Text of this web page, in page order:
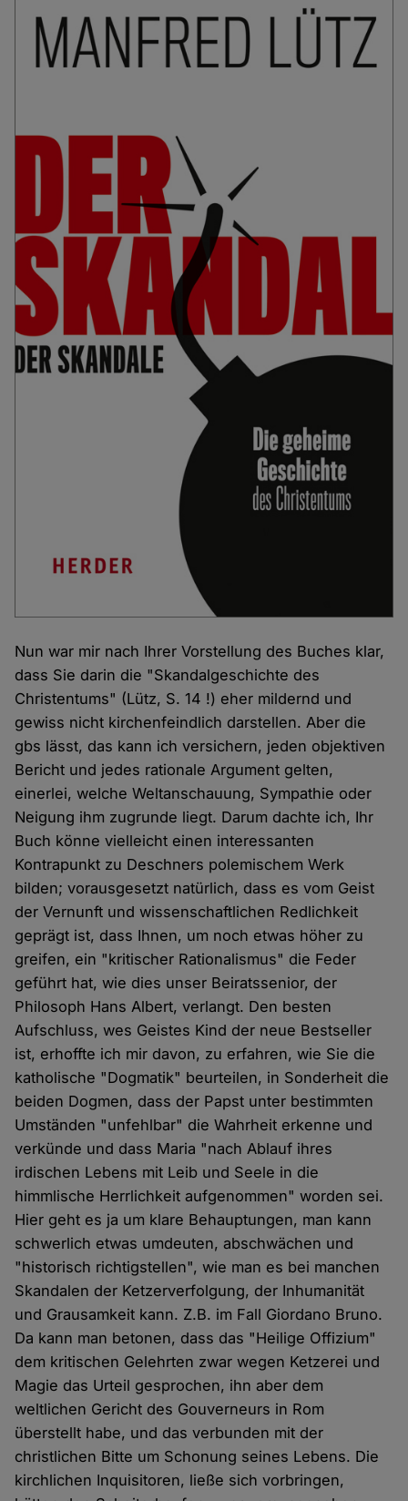
Nun war mir nach Ihrer Vorstellung des Buches klar,
dass Sie darin die "Skandalgeschichte des
Christentums" (Lütz, S. 14 !) eher mildernd und
gewiss nicht kirchenfeindlich darstellen. Aber die
gbs lässt, das kann ich versichern, jeden objektiven
Bericht und jedes rationale Argument gelten,
einerlei, welche Weltanschauung, Sympathie oder
Neigung ihm zugrunde liegt. Darum dachte ich, Ihr
Buch könne vielleicht einen interessanten
Kontrapunkt zu Deschners polemischem Werk
bilden; vorausgesetzt natürlich, dass es vom Geist
der Vernunft und wissenschaftlichen Redlichkeit
geprägt ist, dass Ihnen, um noch etwas höher zu
greifen, ein "kritischer Rationalismus" die Feder
geführt hat, wie dies unser Beiratssenior, der
Philosoph Hans Albert, verlangt. Den besten
Aufschluss, wes Geistes Kind der neue Bestseller
ist, erhoffte ich mir davon, zu erfahren, wie Sie die
katholische "Dogmatik" beurteilen, in Sonderheit die
beiden Dogmen, dass der Papst unter bestimmten
Umständen "unfehlbar" die Wahrheit erkenne und
verkünde und dass Maria "nach Ablauf ihres
irdischen Lebens mit Leib und Seele in die
himmlische Herrlichkeit aufgenommen" worden sei.
Hier geht es ja um klare Behauptungen, man kann
schwerlich etwas umdeuten, abschwächen und
"historisch richtigstellen", wie man es bei manchen
Skandalen der Ketzerverfolgung, der Inhumanität
und Grausamkeit kann. Z.B. im Fall Giordano Bruno.
Da kann man betonen, dass das "Heilige Offizium"
dem kritischen Gelehrten zwar wegen Ketzerei und
Magie das Urteil gesprochen, ihn aber dem
weltlichen Gericht des Gouverneurs in Rom
überstellt habe, und das verbunden mit der
christlichen Bitte um Schonung seines Lebens. Die
kirchlichen Inquisitoren, ließe sich vorbringen,